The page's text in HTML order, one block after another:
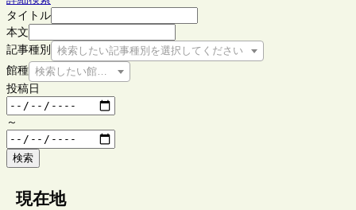
タイトル
本文
記事種別
検索したい記事種別を選択してください
館種 検索したい館種を選択してください
投稿日
～
検索
現在地